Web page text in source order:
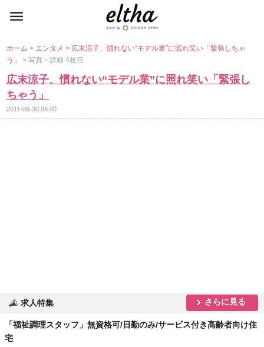
ホーム> エンタメ> 広末涼子、慣れない“モデル業”に照れ笑い「緊張しちゃ
う」> 写真・詳細 4枚目
広末涼子、慣れない“モデル業”に照れ笑い「緊張し
ちゃう」
2011-09-30 06:00
求人特集 さらに見る
「福祉調理スタッフ」無資格可/日勤のみ/サービス付き高齢者向け住
宅